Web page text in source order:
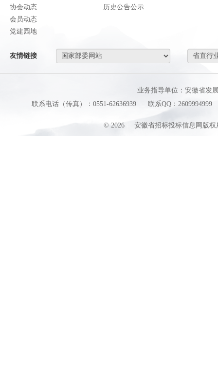
协会动态
会员动态
党建园地
历史公告公示
友情链接
业务指导单位：安徽省发
联系电话（传真）：0551-62636939
联系QQ：2609994999
© 2026 安徽省招标投标信息网版